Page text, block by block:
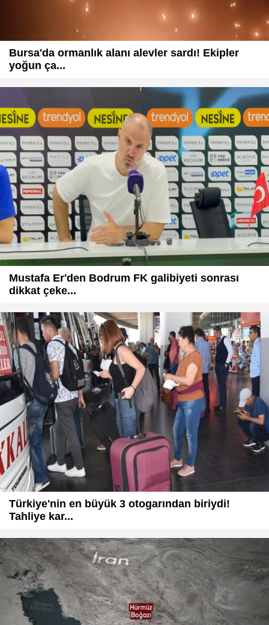
Bursa'da ormanlık alanı alevler sardı! Ekipler
yoğun ça...
Mustafa Er'den Bodrum FK galibiyeti sonrası
dikkat çeke...
Türkiye'nin en büyük 3 otogarından biriydi!
Tahliye kar...